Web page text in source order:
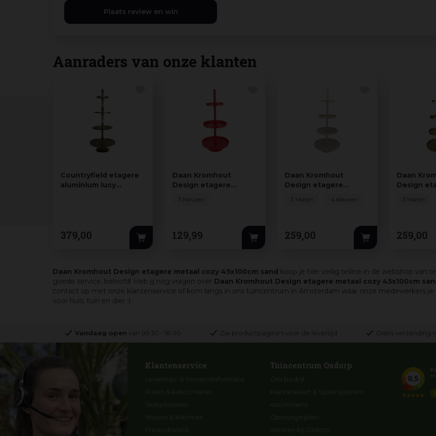
Aanraders van onze klanten
Countryfield etagere
aluminium lucy
379,00
Daan Kromhout
Design etagere
fuchsia
129,99
3 Kleuren
Daan Kromhout
Design etagere
sand
259,00
3 Maten 4 Kleuren
Daan
Design
56x125cm
259,00
3 Maten
Daan Kromhout Design etagere metaal cozy 45x100cm sand koop je hier veilig online in de webshop van
goede service, beloofd! Heb jij nog vragen over Daan Kromhout Design etagere metaal cozy 45x100cm
contact op met onze klantenservice of kom langs in ons tuincentrum in Amsterdam waar onze medewerkers je
voor huis, tuin en dier :)
Vandaag open van 09:30 18:00 Zie productpagina's voor de levertijd Gratis verzending
Klantenservice Tuincentrum Osdorp